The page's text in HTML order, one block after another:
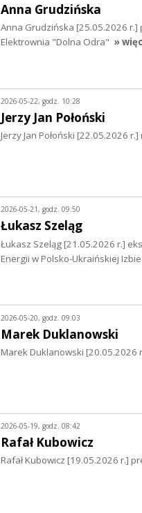
Anna Grudzińska
Anna Grudzińska [25.05.2026
Elektrownia "Dolna Odra" »
2026-05-22, godz. 10:28
Jerzy Jan Połoński
Jerzy Jan Połoński [22.05.2026
2026-05-21, godz. 09:50
Łukasz Szeląg
Łukasz Szeląg [21.05.2026 r.]
Energii w Polsko-Ukraińskiej
2026-05-20, godz. 09:03
Marek Duklanowski
Marek Duklanowski [20.05.2026
2026-05-19, godz. 08:42
Rafał Kubowicz
Rafał Kubowicz [19.05.2026 r.]